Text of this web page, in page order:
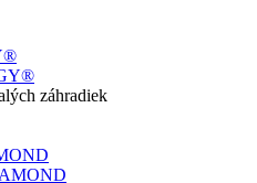
záhradiek